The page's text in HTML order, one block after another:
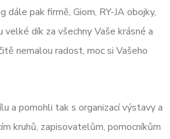
pak firmě, Giom, RY-JA obojky,
dík za všechny Vaše krásné a
nemalou radost, moc si Vašeho
a pomohli tak s organizací výstavy a
kruhů, zapisovatelům, pomocníkům